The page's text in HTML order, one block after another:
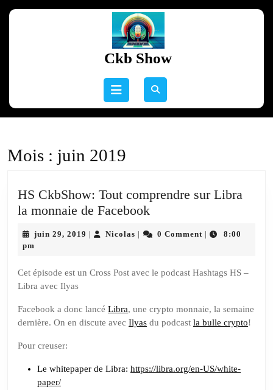
Ckb Show
Open
Mois : juin 2019
HS CkbShow: Tout comprendre sur Libra
la monnaie de FacebookHS
Tout
sur
la
monnaie
juin 29, 2019 juin
Nicolas Nicolas0 Comment
8:00
pm
Cet épisode est un Cross Post avec le podcast Hashtags HS –
Libra avec Ilyas
Facebook a donc lancé Libra, une crypto monnaie, la semaine
dernière. On en discute avec Ilyas du podcast la bulle crypto!
Pour creuser:
Le whitepaper de Libra: https://libra.org/en-US/white-
paper/